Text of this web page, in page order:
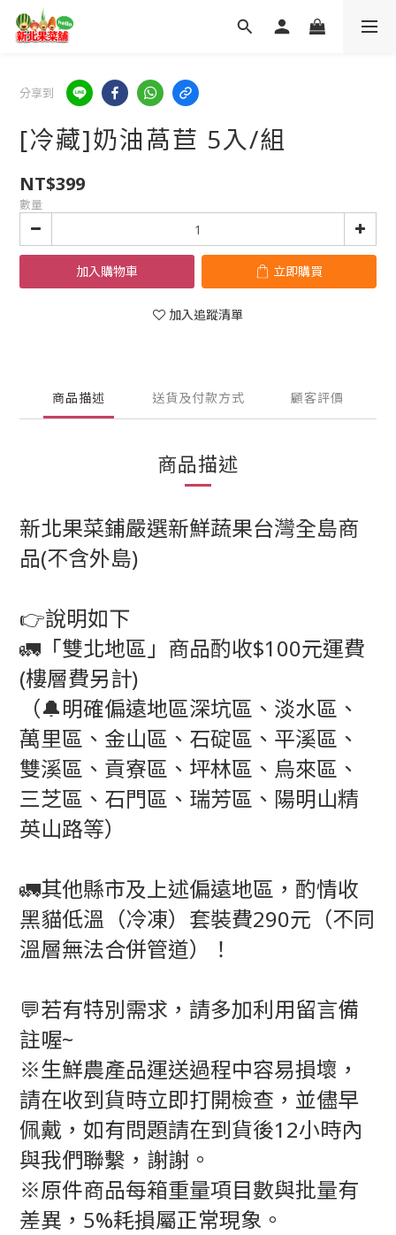
分享到
[冷藏]奶油萵苣 5入/組
NT$399
數量
加入購物車 立即購買
加入追蹤清單
商品描述 送貨及付款方式 顧客評價
商品描述
新北果菜鋪嚴選新鮮蔬果台灣全島商
品(不含外島)
👉說明如下
🚛「雙北地區」商品酌收$100元運費
(樓層費另計)
（🔔明確偏遠地區深坑區、淡水區、
萬里區、金山區、石碇區、平溪區、
雙溪區、貢寮區、坪林區、烏來區、
三芝區、石門區、瑞芳區、陽明山精
英山路等）
🚛其他縣市及上述偏遠地區，酌情收
黑貓低溫（冷凍）套裝費290元（不同
溫層無法合併管道）！
💬若有特別需求，請多加利用留言備
註喔~
※生鮮農產品運送過程中容易損壞，
請在收到貨時立即打開檢查，並儘早
佩戴，如有問題請在到貨後12小時內
與我們聯繫，謝謝。
※原件商品每箱重量項目數與批量有
差異，5%耗損屬正常現象。